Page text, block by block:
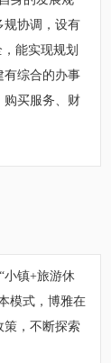
规协调，设有
能实现规划
有综合的办事
购买服务、财
小镇+旅游休
模式，博雅在
策，不断探索